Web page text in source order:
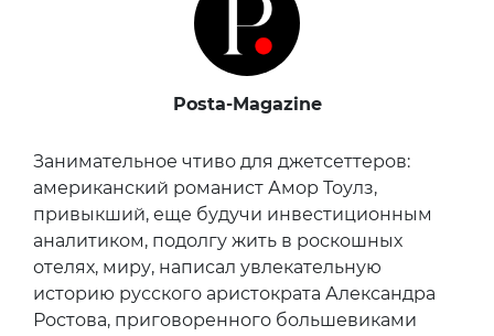
Posta-Magazine
Занимательное чтиво для джетсеттеров:
американский романист Амор Тоулз,
привыкший, еще будучи инвестиционным
аналитиком, подолгу жить в роскошных
отелях, миру, написал увлекательную
историю русского аристократа Александра
Ростова, приговоренного большевиками